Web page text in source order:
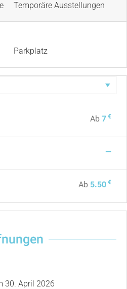
Temporäre Ausstellungen
Parkplatz
Ab 7 €
—
Ab 5.50 €
30. April 2026